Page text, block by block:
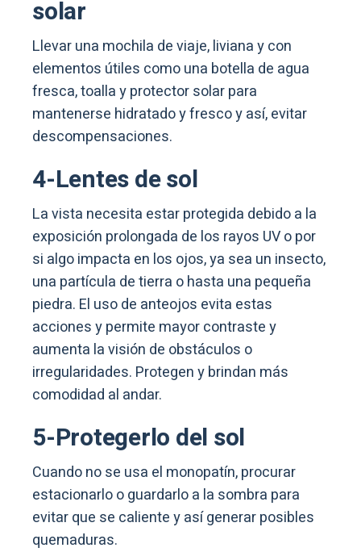
solar
Llevar una mochila de viaje, liviana y con
elementos útiles como una botella de agua
fresca, toalla y protector solar para
mantenerse hidratado y fresco y así, evitar
descompensaciones.
4-Lentes de sol
La vista necesita estar protegida debido a la
exposición prolongada de los rayos UV o por
si algo impacta en los ojos, ya sea un insecto,
una partícula de tierra o hasta una pequeña
piedra. El uso de anteojos evita estas
acciones y permite mayor contraste y
aumenta la visión de obstáculos o
irregularidades. Protegen y brindan más
comodidad al andar.
5-Protegerlo del sol
Cuando no se usa el monopatín, procurar
estacionarlo o guardarlo a la sombra para
evitar que se caliente y así generar posibles
quemaduras.